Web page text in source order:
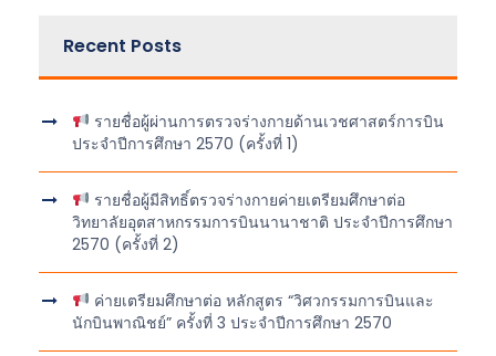
Recent Posts
รายชื่อผู้ผ่านการตรวจร่างกายด้านเวชศาสตร์การบิน
ประจำปีการศึกษา 2570 (ครั้งที่ 1)
รายชื่อผู้มีสิทธิ์ตรวจร่างกายค่ายเตรียมศึกษาต่อ
วิทยาลัยอุตสาหกรรมการบินนานาชาติ ประจำปีการศึกษา
2570 (ครั้งที่ 2)
ค่ายเตรียมศึกษาต่อ หลักสูตร “วิศวกรรมการบินและ
นักบินพาณิชย์” ครั้งที่ 3 ประจำปีการศึกษา 2570